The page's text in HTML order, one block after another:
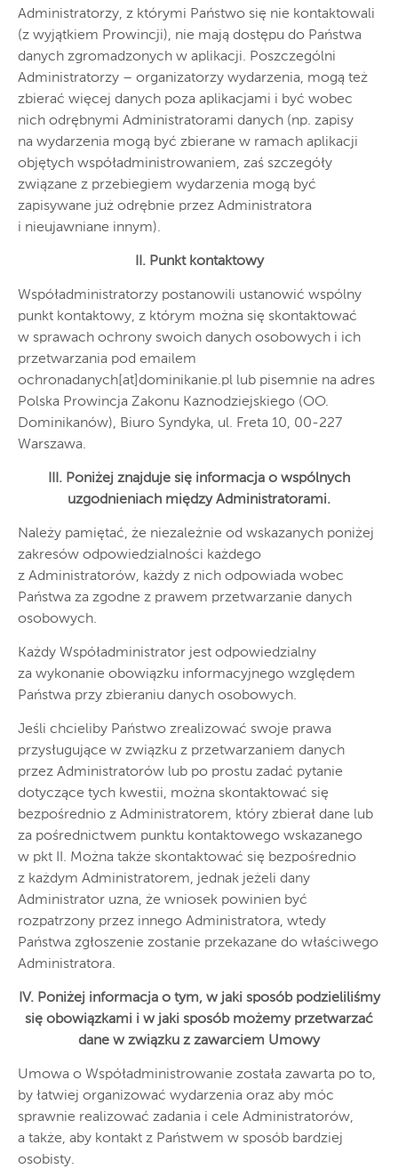
Administratorzy, z którymi Państwo się nie kontaktowali
(z wyjątkiem Prowincji), nie mają dostępu do Państwa
danych zgromadzonych w aplikacji. Poszczególni
Administratorzy – organizatorzy wydarzenia, mogą też
zbierać więcej danych poza aplikacjami i być wobec
nich odrębnymi Administratorami danych (np. zapisy
na wydarzenia mogą być zbierane w ramach aplikacji
objętych współadministrowaniem, zaś szczegóły
związane z przebiegiem wydarzenia mogą być
zapisywane już odrębnie przez Administratora
i nieujawniane innym).
II. Punkt kontaktowy
Współadministratorzy postanowili ustanowić wspólny
punkt kontaktowy, z którym można się skontaktować
w sprawach ochrony swoich danych osobowych i ich
przetwarzania pod emailem
ochronadanych[at]dominikanie.pl lub pisemnie na adres
Polska Prowincja Zakonu Kaznodziejskiego (OO.
Dominikanów), Biuro Syndyka, ul. Freta 10, 00-227
Warszawa.
III. Poniżej znajduje się informacja o wspólnych
uzgodnieniach między Administratorami.
Należy pamiętać, że niezależnie od wskazanych poniżej
zakresów odpowiedzialności każdego
z Administratorów, każdy z nich odpowiada wobec
Państwa za zgodne z prawem przetwarzanie danych
osobowych.
Każdy Współadministrator jest odpowiedzialny
za wykonanie obowiązku informacyjnego względem
Państwa przy zbieraniu danych osobowych.
Jeśli chcieliby Państwo zrealizować swoje prawa
przysługujące w związku z przetwarzaniem danych
przez Administratorów lub po prostu zadać pytanie
dotyczące tych kwestii, można skontaktować się
bezpośrednio z Administratorem, który zbierał dane lub
za pośrednictwem punktu kontaktowego wskazanego
w pkt II. Można także skontaktować się bezpośrednio
z każdym Administratorem, jednak jeżeli dany
Administrator uzna, że wniosek powinien być
rozpatrzony przez innego Administratora, wtedy
Państwa zgłoszenie zostanie przekazane do właściwego
Administratora.
IV. Poniżej informacja o tym, w jaki sposób podzieliliśmy
się obowiązkami i w jaki sposób możemy przetwarzać
dane w związku z zawarciem Umowy
Umowa o Współadministrowanie została zawarta po to,
by łatwiej organizować wydarzenia oraz aby móc
sprawnie realizować zadania i cele Administratorów,
a także, aby kontakt z Państwem w sposób bardziej
osobisty.